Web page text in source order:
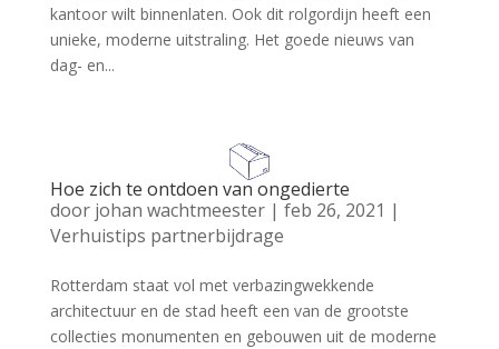
kantoor wilt binnenlaten. Ook dit rolgordijn heeft een
unieke, moderne uitstraling. Het goede nieuws van
dag- en...
Hoe zich te ontdoen van ongedierte
door johan wachtmeester| feb 26, 2021 |
Verhuistips partnerbijdrage
Rotterdam staat vol met verbazingwekkende
architectuur en de stad heeft een van de grootste
collecties monumenten en gebouwen uit de moderne